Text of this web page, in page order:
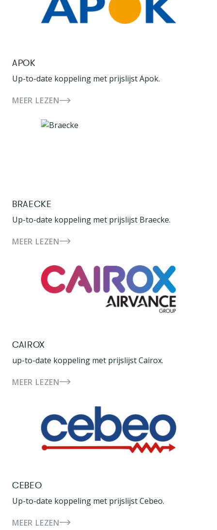
APOK
Up-to-date koppeling met prijslijst Apok.
MEER LEZEN
BRAECKE
Up-to-date koppeling met prijslijst Braecke.
MEER LEZEN
CAIROX
up-to-date koppeling met prijslijst Cairox.
MEER LEZEN
CEBEO
Up-to-date koppeling met prijslijst Cebeo.
MEER LEZEN